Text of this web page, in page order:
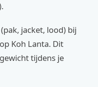
jacket, lood) bij
Koh Lanta. Dit
tijdens je